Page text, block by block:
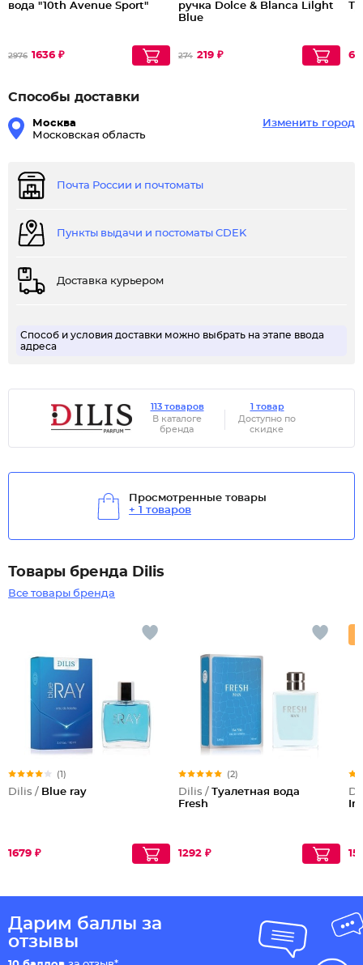
вода "10th Avenue Sport"
2976 1636 ₽
ручка Dolce & Blanca Lilght
Blue
274 219 ₽
Способы доставки
Москва
Московская область
Изменить город
Почта России и почтоматы
Пункты выдачи и постоматы CDEK
Доставка курьером
Способ и условия доставки можно выбрать на этапе ввода
адреса
113 товаров
В каталоге
бренда
1 товар
Доступно по
скидке
Просмотренные товары
+ 1 товаров
Товары бренда Dilis
Все товары бренда
(1)
Dilis / Blue ray
1679 ₽
(2)
Dilis / Туалетная вода
Fresh
1292 ₽
Дарим баллы за
отзывы